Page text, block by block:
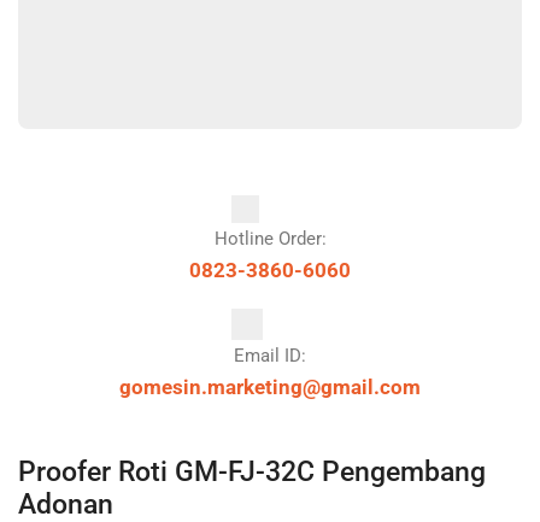
Hotline Order:
0823-3860-6060
Email ID:
gomesin.marketing@gmail.com
Proofer Roti GM-FJ-32C Pengembang
Adonan